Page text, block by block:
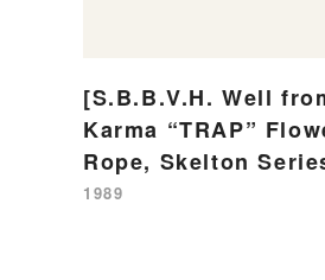
[S.B.B.V.H. Well
Karma “TRAP”
Rope, Skelton
1989